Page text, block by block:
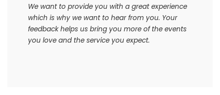
We want to provide you with a great experience
which is why we want to hear from you. Your
feedback helps us bring you more of the events
you love and the service you expect.